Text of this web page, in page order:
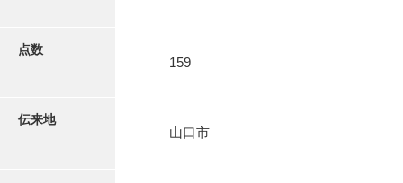
近代刊行写真帳類
点数
159
伝来地
山口市